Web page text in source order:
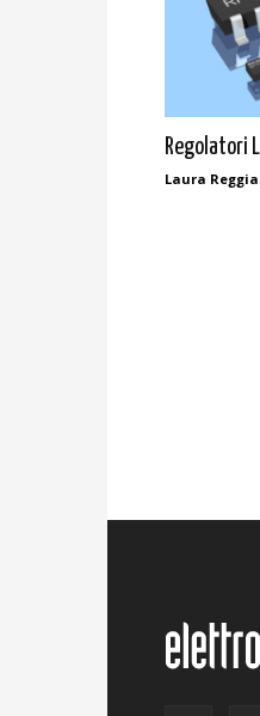
Regolatori
Laura